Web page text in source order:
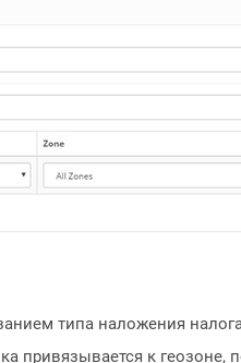
типа наложения
привязывается к геозоне,